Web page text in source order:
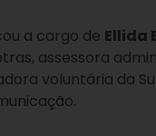
a cargo de Ellida
assessora
voluntária da